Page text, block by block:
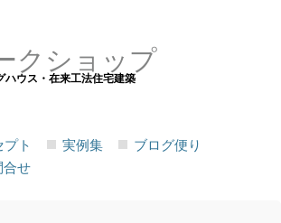
クショップ
ハウス・在来工法住宅建築
プト 実例集
ブログ便り
合せ